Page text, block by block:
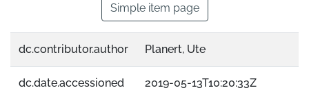
Simple item page
dc.contributor.author Planert, Ute
dc.date.accessioned 2019-05-13T10:20:33Z